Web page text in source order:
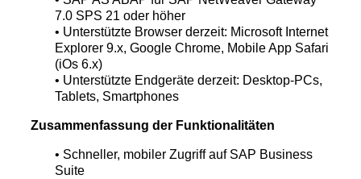
7.0 SPS 21 oder höher
• Unterstützte Browser derzeit: Microsoft Internet
Explorer 9.x, Google Chrome, Mobile App Safari
(iOs 6.x)
• Unterstützte Endgeräte derzeit: Desktop-PCs,
Tablets, Smartphones
Zusammenfassung der Funktionalitäten
• Schneller, mobiler Zugriff auf SAP Business
Suite